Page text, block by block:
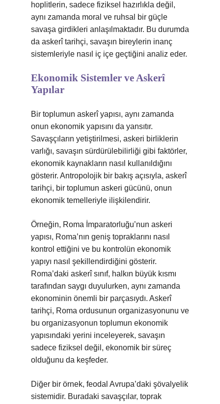
hoplitlerin, sadece fiziksel hazırlıkla değil,
aynı zamanda moral ve ruhsal bir güçle
savaşa girdikleri anlaşılmaktadır. Bu durumda
da askerî tarihçi, savaşın bireylerin inanç
sistemleriyle nasıl iç içe geçtiğini analiz eder.
Ekonomik Sistemler ve Askerî
Yapılar
Bir toplumun askerî yapısı, aynı zamanda
onun ekonomik yapısını da yansıtır.
Savaşçıların yetiştirilmesi, askeri birliklerin
varlığı, savaşın sürdürülebilirliği gibi faktörler,
ekonomik kaynakların nasıl kullanıldığını
gösterir. Antropolojik bir bakış açısıyla, askerî
tarihçi, bir toplumun askeri gücünü, onun
ekonomik temelleriyle ilişkilendirir.
Örneğin, Roma İmparatorluğu’nun askeri
yapısı, Roma’nın geniş topraklarını nasıl
kontrol ettiğini ve bu kontrolün ekonomik
yapıyı nasıl şekillendirdiğini gösterir.
Roma’daki askerî sınıf, halkın büyük kısmı
tarafından saygı duyulurken, aynı zamanda
ekonominin önemli bir parçasıydı. Askerî
tarihçi, Roma ordusunun organizasyonunu ve
bu organizasyonun toplumun ekonomik
yapısındaki yerini inceleyerek, savaşın
sadece fiziksel değil, ekonomik bir süreç
olduğunu da keşfeder.
Diğer bir örnek, feodal Avrupa’daki şövalyelik
sistemidir. Buradaki savaşçılar, toprak